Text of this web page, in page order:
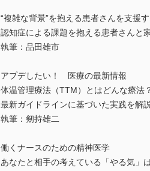
“複雑な背景”を抱える患者さんを支援
認知症による課題を抱える患者さんと
執筆：品田雄市
アプデしたい！ 医療の最新情報
体温管理療法（TTM）とはどんな療法
最新ガイドラインに基づいた実践を解説
執筆：剱持雄二
働くナースのための精神医学
あなたと相手の考えている「やる気」